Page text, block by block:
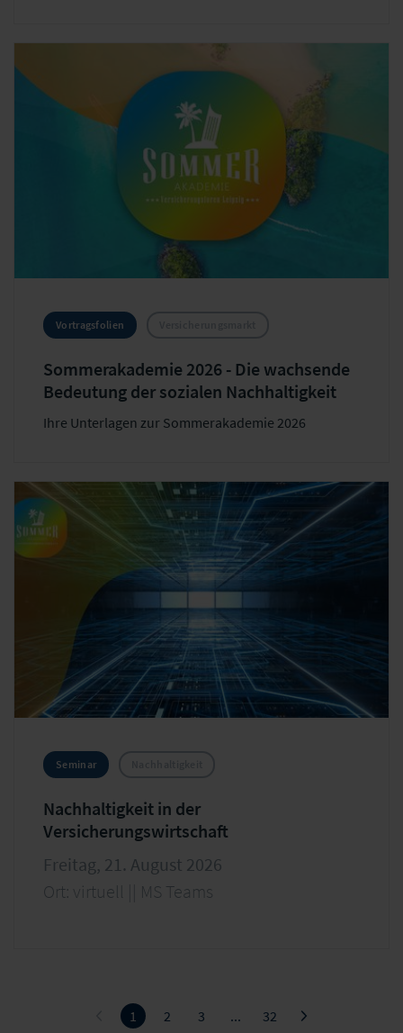
Vortragsfolien
Sommerakademie 2026 - Die wachsende
Bedeutung der sozialen Nachhaltigkeit
Ihre Unterlagen zur Sommerakademie 2026
Seminar
Nachhaltigkeit in der
Versicherungswirtschaft
Freitag, 21. August 2026
Ort: virtuell || MS Teams
1 2 3 ... 32